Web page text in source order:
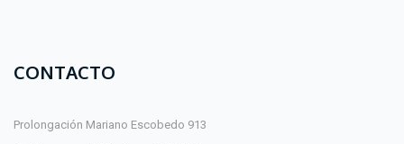
CONTACTO
Prolongación Mariano Escobedo 913